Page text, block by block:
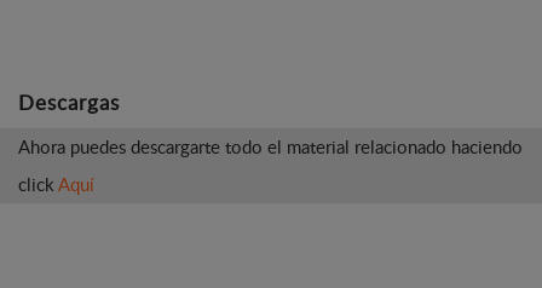
Descargas
Ahora puedes descargarte todo el material relacionado haciendo
click Aquí